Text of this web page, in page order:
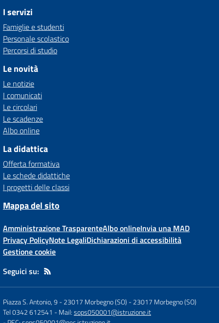
I servizi
Famiglie e studenti
Personale scolastico
Percorsi di studio
Le novità
Le notizie
I comunicati
Le circolari
Le scadenze
Albo online
La didattica
Offerta formativa
Le schede didattiche
I progetti delle classi
Mappa del sito
Amministrazione TrasparenteAlbo onlineInvia una MAD
Privacy PolicyNote LegaliDichiarazioni di accessibilità
Gestione cookie
Seguici su:
Piazza S. Antonio, 9 - 23017 Morbegno (SO) -23017 Morbegno (SO)
Tel 0342 612541 - Mail:sops050001@istruzione.it